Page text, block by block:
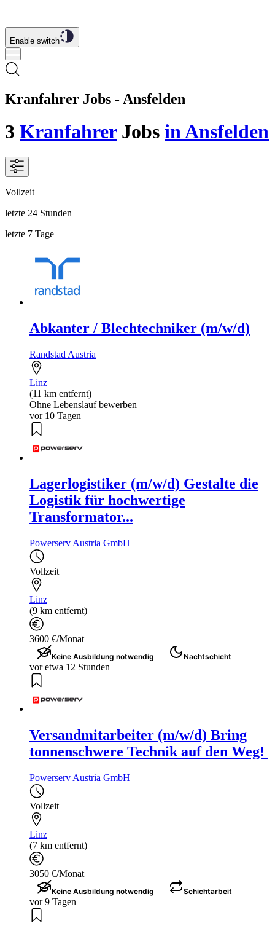
Enable switch
Kranfahrer Jobs - Ansfelden
3 KranfahrerJobs in Ansfelden
Vollzeit
letzte 24 Stunden
letzte 7 Tage
Abkanter / Blechtechniker (m/w/d)
Randstad Austria
Linz
(11 km entfernt)
Ohne Lebenslauf bewerben
vor 10 Tagen
Lagerlogistiker (m/w/d) Gestalte die
Logistik für hochwertige
Transformator...
Powerserv Austria GmbH
Vollzeit
Linz
(9 km entfernt)
3600 €/Monat
Keine Ausbildung notwendig Nachtschicht
vor etwa 12 Stunden
Versandmitarbeiter (m/w/d) Bring
tonnenschwere Technik auf den Weg! ️
Powerserv Austria GmbH
Vollzeit
Linz
(7 km entfernt)
3050 €/Monat
Keine Ausbildung notwendig Schichtarbeit
vor 9 Tagen